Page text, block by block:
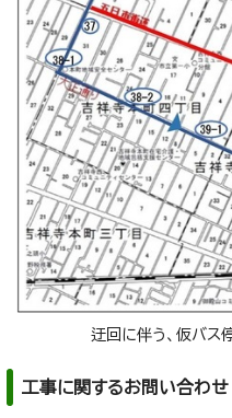
迂回に伴う、仮バス
工事に関するお問い合わせ